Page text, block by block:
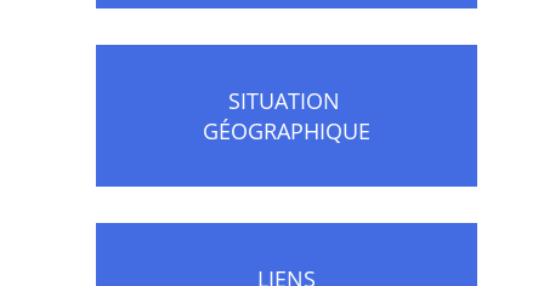
SITUATION
GÉOGRAPHIQUE
LIENS